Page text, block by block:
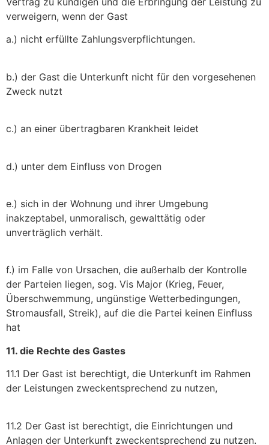
verweigern, wenn der Gast
a.) nicht erfüllte Zahlungsverpflichtungen.
b.) der Gast die Unterkunft nicht für den vorgesehenen
Zweck nutzt
c.) an einer übertragbaren Krankheit leidet
d.) unter dem Einfluss von Drogen
e.) sich in der Wohnung und ihrer Umgebung
inakzeptabel, unmoralisch, gewalttätig oder
unverträglich verhält.
f.) im Falle von Ursachen, die außerhalb der Kontrolle
der Parteien liegen, sog. Vis Major (Krieg, Feuer,
Überschwemmung, ungünstige Wetterbedingungen,
Stromausfall, Streik), auf die die Partei keinen Einfluss
hat
11. die Rechte des Gastes
11.1 Der Gast ist berechtigt, die Unterkunft im Rahmen
der Leistungen zweckentsprechend zu nutzen,
11.2 Der Gast ist berechtigt, die Einrichtungen und
Anlagen der Unterkunft zweckentsprechend zu nutzen.